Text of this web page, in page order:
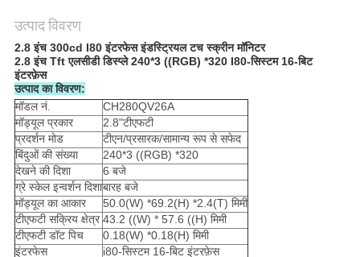
उत्पाद विवरण
2.8 इंच 300cd I80 इंटरफेस इंडस्ट्रियल टच स्क्रीन मॉनिटर
2.8 इंच Tft एलसीडी डिस्प्ले 240*3 ((RGB) *320 I80-सिस्टम 16-बिट
इंटरफ़ेस
उत्पाद का विवरण:
मॉडल नं.
CH280QV26A
मॉड्यूल प्रकार
2.8"टीएफटी
प्रदर्शन मोड
टीएन/प्रसारक/सामान्य रूप से सफेद
बिंदुओं की संख्या
240*3 ((RGB) *320
देखने की दिशा
6 बजे
ग्रे स्केल इन्वर्शन दिशाबारह बजे
मॉड्यूल का आकार
50.0(W) *69.2(H) *2.4(T) मिमी
टीएफटी सक्रिय क्षेत्र 43.2 ((W) * 57.6 ((H) मिमी
टीएफटी डॉट पिच
0.18(W) *0.18(H) मिमी
इंटरफेस
i80-सिस्टम 16-बिट इंटरफ़ेस